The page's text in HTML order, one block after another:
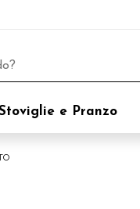
e Pranzo